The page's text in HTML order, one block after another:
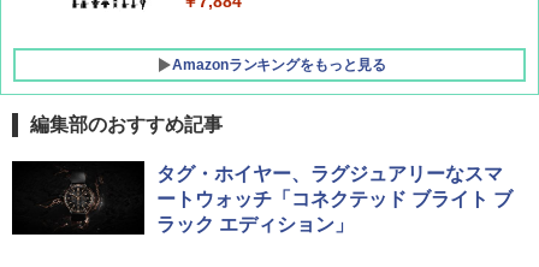
Amazonランキングをもっと見る
編集部のおすすめ記事
タグ・ホイヤー、ラグジュアリーなスマ
ートウォッチ「コネクテッド ブライト ブ
ラック エディション」